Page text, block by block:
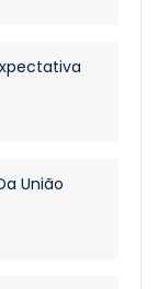
União